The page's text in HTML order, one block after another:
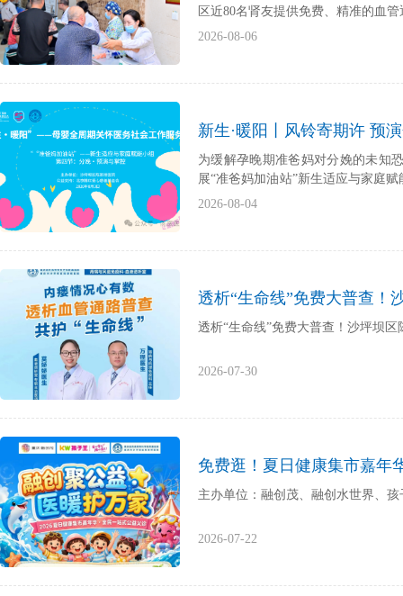
区近80名肾友提供免费、精准的血
2026-08-06
新生·暖阳丨风铃寄期许 预
为缓解孕晚期准爸妈对分娩的未知
展“准爸妈加油站”新生适应与家庭
拟形式，提前解锁分娩应对技巧，
2026-08-04
透析“生命线”免费大普查！
透析“生命线”免费大普查！沙坪坝
2026-07-30
免费逛！夏日健康集市嘉年
主办单位：融创茂、融创水世界、
2026-07-22